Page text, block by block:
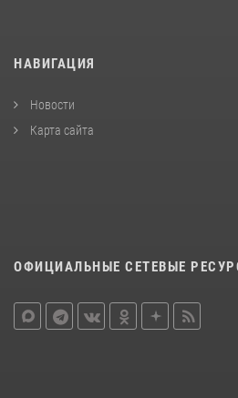
НАВИГАЦИЯ
Новости
Карта сайта
ОФИЦИАЛЬНЫЕ СЕТЕВЫЕ